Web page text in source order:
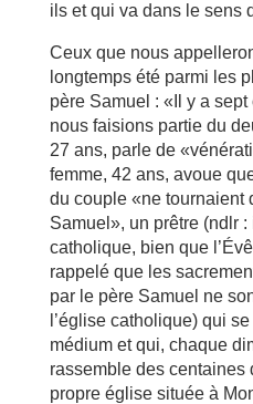
ils et qui va dans le sens
Ceux que nous
longtemps été parmi les
père Samuel : «Il y a
nous faisions partie du
27 ans, parle de
femme, 42 ans, avoue
du couple «ne tournaient
Samuel», un prêtre (ndlr
catholique, bien que
rappelé que les
par le père Samuel ne
l’église catholique) qui
médium et qui, chaque
rassemble des centaines
propre église située à